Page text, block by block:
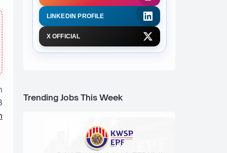
LINKEDIN PROFILE
X OFFICIAL
Trending Jobs This Week